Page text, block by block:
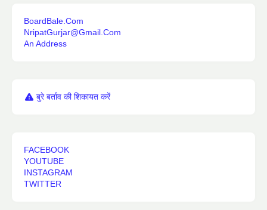
BoardBale.Com
NripatGurjar@Gmail.Com
An Address
बुरे बर्ताव की शिकायत करें
FACEBOOK
YOUTUBE
INSTAGRAM
TWITTER